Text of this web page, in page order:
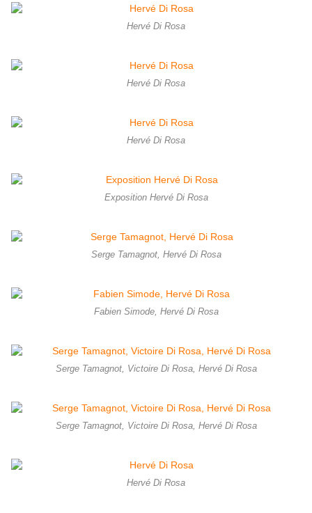
Hervé Di Rosa
Hervé Di Rosa
Hervé Di Rosa
Exposition Hervé Di Rosa
Serge Tamagnot, Hervé Di Rosa
Fabien Simode, Hervé Di Rosa
Serge Tamagnot, Victoire Di Rosa, Hervé Di Rosa
Serge Tamagnot, Victoire Di Rosa, Hervé Di Rosa
Hervé Di Rosa